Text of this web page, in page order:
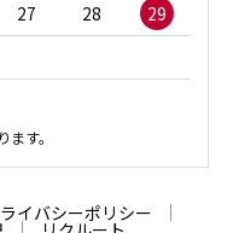
27 28
29
す。
イバシーポリシー